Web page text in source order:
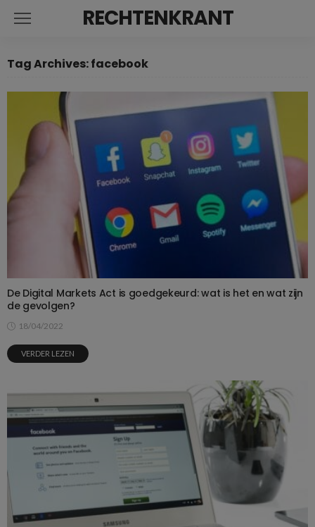
RECHTENKRANT
Tag Archives: facebook
De Digital Markets Act is goedgekeurd: wat is het en wat zijn
de gevolgen?
18/04/2022
VERDER LEZEN